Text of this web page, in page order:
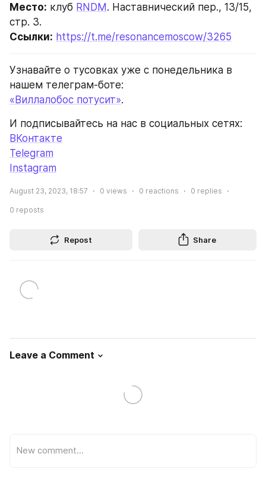
Место: клуб RNDM. Наставнический пер., 13/15,
стр. 3.
Ссылки: https://t.me/resonancemoscow/3265
Узнавайте о тусовках уже с понедельника в
нашем телеграм-боте:
«Виллалобос потусит».
И подписывайтесь на нас в социальных сетях:
ВКонтакте
Telegram
Instagram
August 23, 2023, 18:57 0 views 0 reactions 0 replies
0 reposts
Repost Share
Leave a Comment